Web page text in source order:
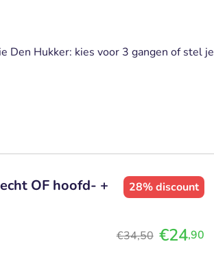
Den Hukker: kies voor 3 gangen of stel je
OF hoofd- +
28%discount
€34,50 €24,90